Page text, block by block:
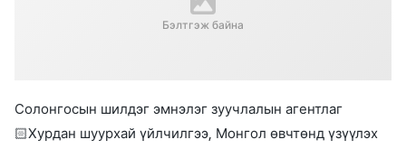
Бэлтгэж байна
Солонгосын шилдэг эмнэлэг зуучлалын агентлаг
🏻Хурдан шуурхай үйлчилгээ, Монгол өвчтөнд үзүүлэх